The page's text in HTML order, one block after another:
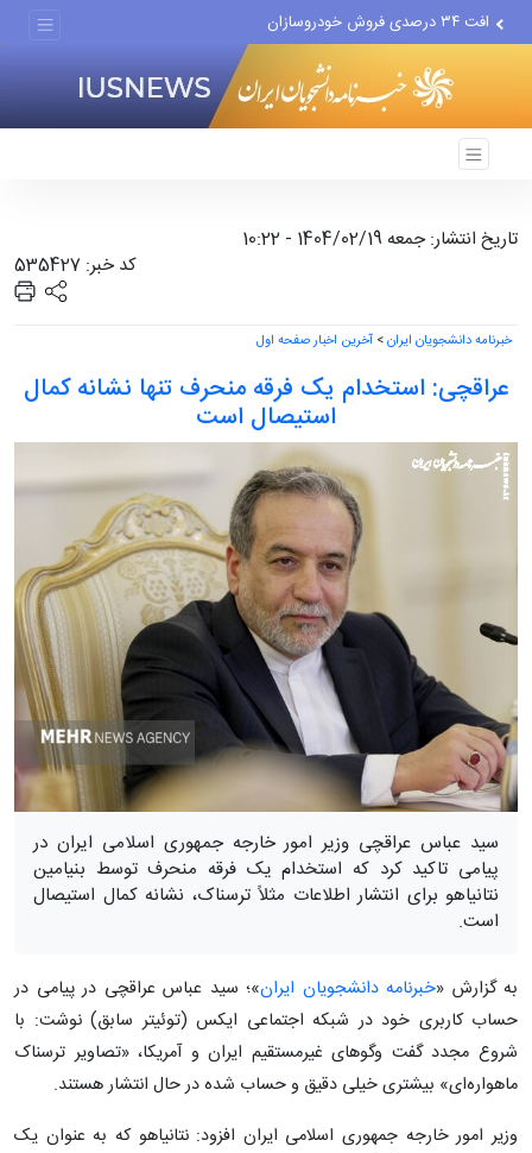
افت ۳۴ درصدی فروش خودروسازان
اعتراف رسانه‌های خارجی به...
تاریخ انتشار: جمعه 1404/02/19 - 10:22
کد خبر: 535427
خبرنامه دانشجویان ایران> آخرین اخبار صفحه اول
عراقچی: استخدام یک فرقه منحرف تنها نشانه کمال
استیصال است
سید عباس عراقچی وزیر امور خارجه جمهوری اسلامی ایران در
پیامی تاکید کرد که استخدام یک فرقه منحرف توسط بنیامین
نتانیاهو برای انتشار اطلاعات مثلاً ترسناک، نشانه کمال استیصال
است.
به گزارش «خبرنامه دانشجویان ایران»؛ سید عباس عراقچی در پیامی در
حساب کاربری خود در شبکه اجتماعی ایکس (توئیتر سابق) نوشت: با
شروع مجدد گفت وگوهای غیرمستقیم ایران و آمریکا، «تصاویر ترسناک
ماهواره‌ای» بیشتری خیلی دقیق و حساب شده در حال انتشار هستند.
وزیر امور خارجه جمهوری اسلامی ایران افزود: نتانیاهو که به عنوان یک